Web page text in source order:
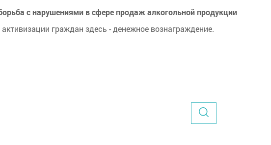
с нарушениями в сфере продаж алкогольной продукции
граждан здесь - денежное вознаграждение.